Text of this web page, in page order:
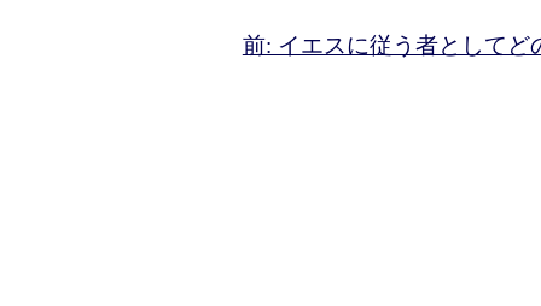
前: イエスに従う者としてど